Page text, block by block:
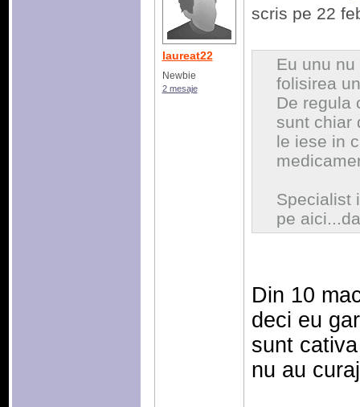
laureat22
Newbie
2 mesaje
scris pe 22
Eu unu
folisirea
De regula
sunt chiar
le iese in
Specialist
pe
Din 10
deci eu
sunt
nu au